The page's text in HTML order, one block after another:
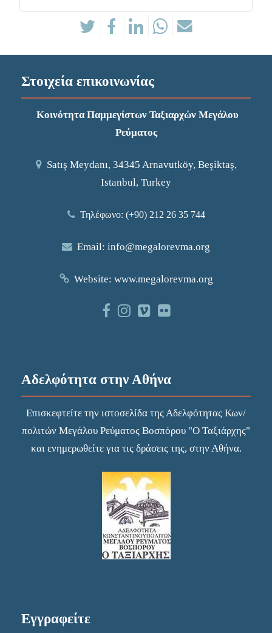
Στοιχεία επικοινωνίας
Κοινότητα Παμμεγίστων Ταξιαρχών Μεγάλου
Ρεύματος
Satış Meydanı, 34345 Arnavutköy, Beşiktaş,
Istanbul, Turkey
Τηλέφωνο: (+90) 212 26 35 744
Email: info@megalorevma.org
Website: www.megalorevma.org
Αδελφότητα στην Αθήνα
Επισκεφτείτε την ιστοσελίδα της Αδελφότητας Κων/
πολιτών Μεγάλου Ρεύματος Βοσπόρου "Ο Ταξιάρχης"
και ενημερωθείτε για τις δράσεις της, στην Αθήνα.
Εγγραφείτε